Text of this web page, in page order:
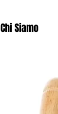
Chi Siamo